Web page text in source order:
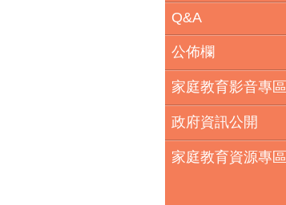
Q&A
公佈欄
家庭教育影音專區
政府資訊公開
家庭教育資源專區